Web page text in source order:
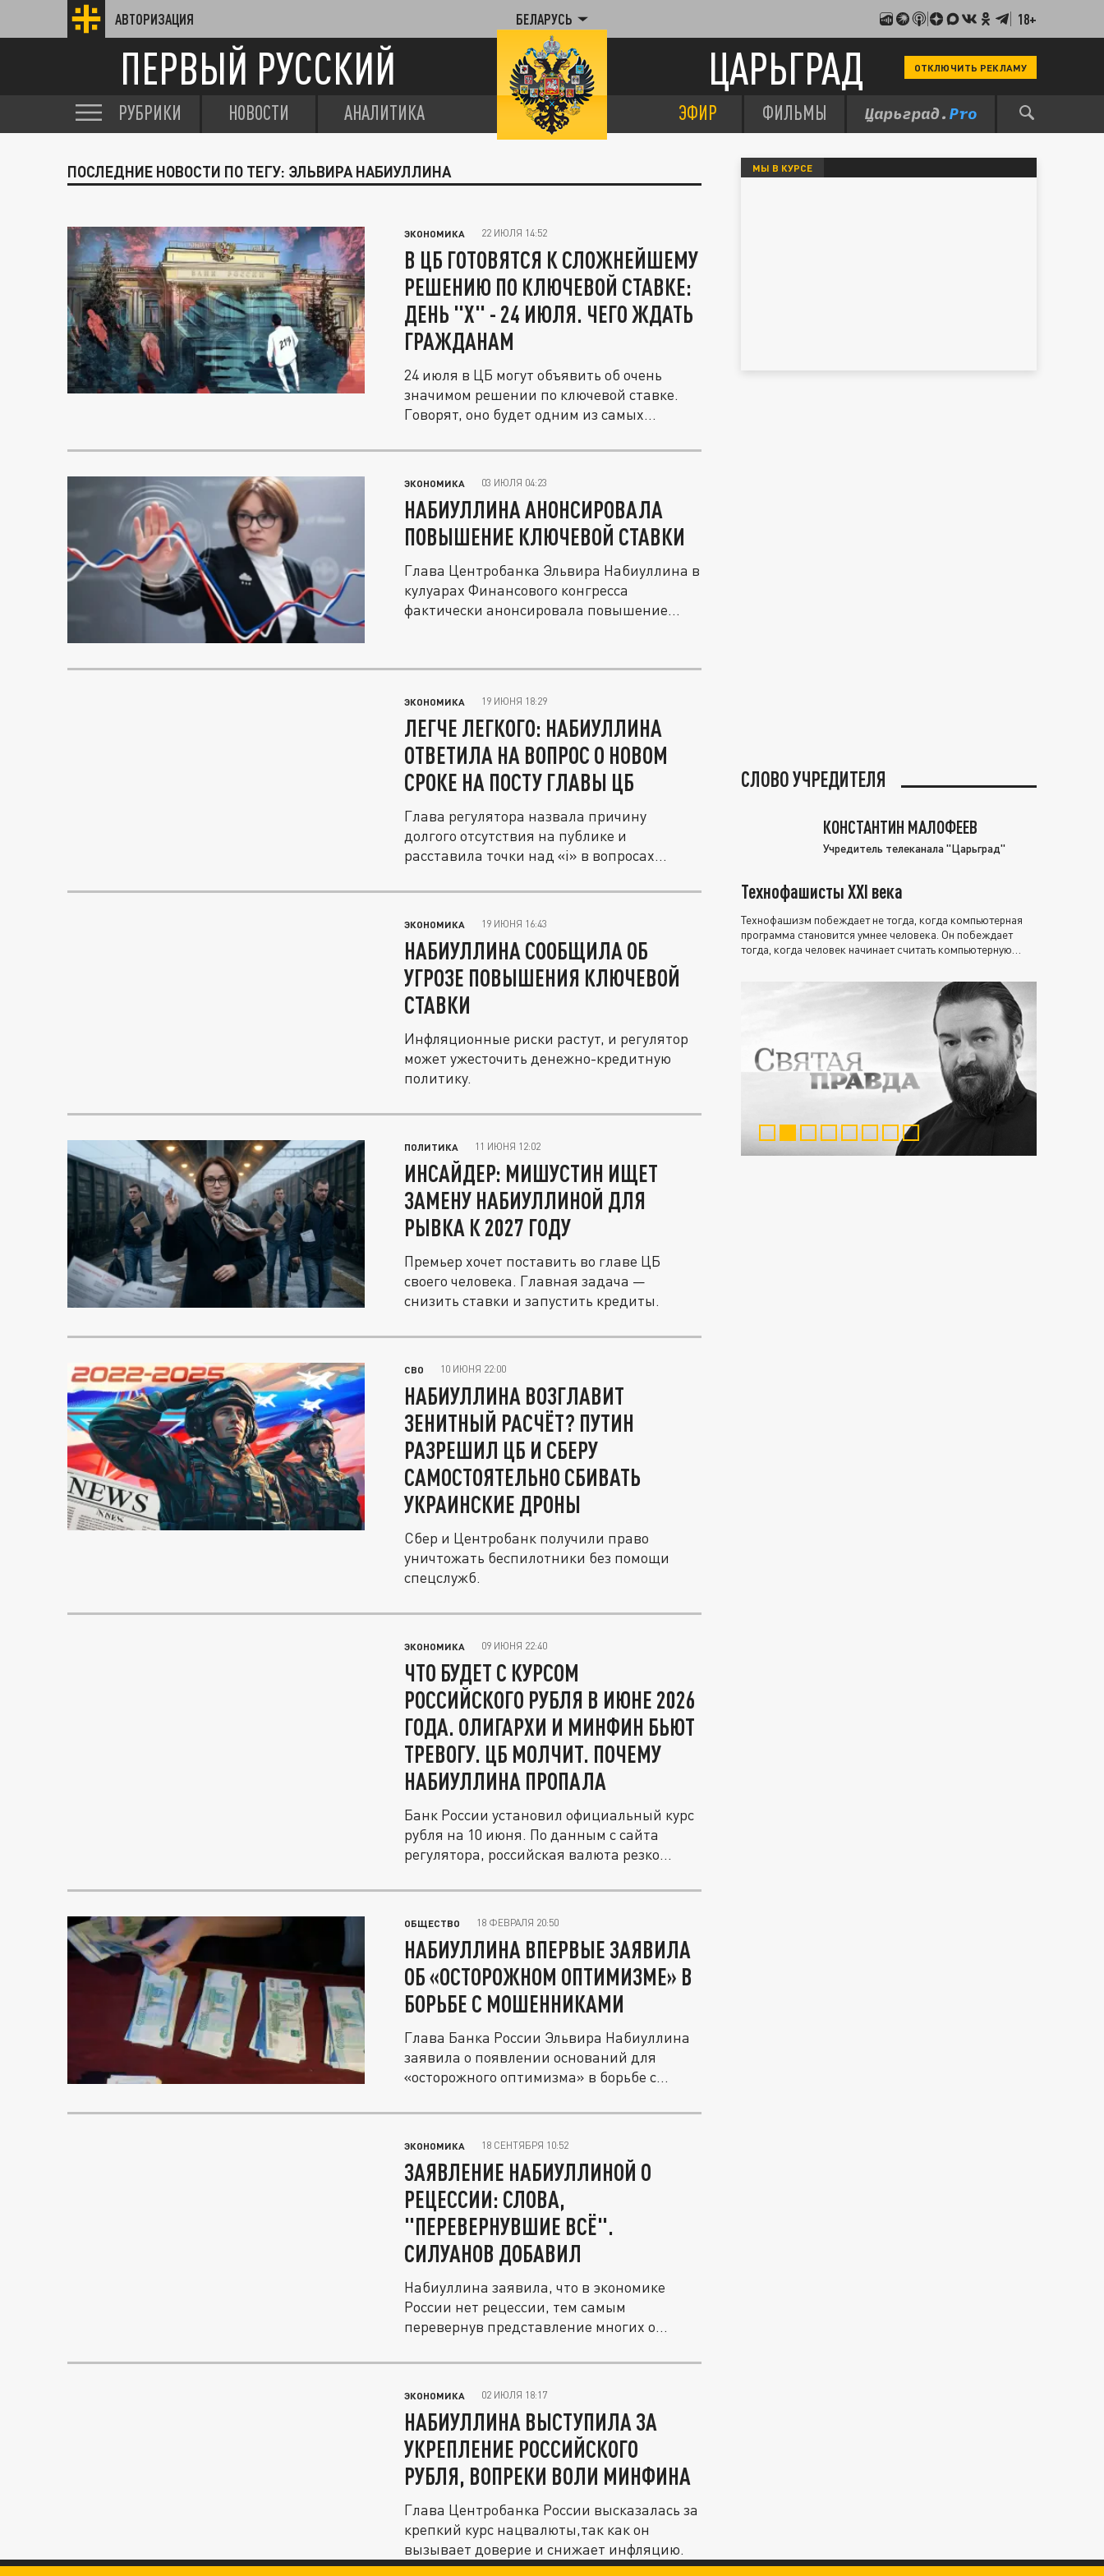
АВТОРИЗАЦИЯ БЕЛАРУСЬ 18+
ПЕРВЫЙ РУССКИЙ ЦАРЬГРАД ОТКЛЮЧИТЬ РЕКЛАМУ
РУБРИКИ НОВОСТИ АНАЛИТИКА ЭФИР ФИЛЬМЫ
ПОСЛЕДНИЕ НОВОСТИ ПО ТЕГУ: ЭЛЬВИРА НАБИУЛЛИНА
ЭКОНОМИКА 22 ИЮЛЯ 14:52
В ЦБ ГОТОВЯТСЯ К СЛОЖНЕЙШЕМУ
РЕШЕНИЮ ПО КЛЮЧЕВОЙ СТАВКЕ:
ДЕНЬ "Х" - 24 ИЮЛЯ. ЧЕГО ЖДАТЬ
ГРАЖДАНАМ
24 июля в ЦБ могут объявить об очень
значимом решении по ключевой ставке.
Говорят, оно будет одним из самых...
ЭКОНОМИКА 03 ИЮЛЯ 04:23
НАБИУЛЛИНА АНОНСИРОВАЛА
ПОВЫШЕНИЕ КЛЮЧЕВОЙ СТАВКИ
Глава Центробанка Эльвира Набиуллина в
кулуарах Финансового конгресса
фактически анонсировала повышение...
ЭКОНОМИКА 19 ИЮНЯ 18:29
ЛЕГЧЕ ЛЕГКОГО: НАБИУЛЛИНА
ОТВЕТИЛА НА ВОПРОС О НОВОМ
СРОКЕ НА ПОСТУ ГЛАВЫ ЦБ
Глава регулятора назвала причину
долгого отсутствия на публике и
расставила точки над «i» в вопросах...
ЭКОНОМИКА 19 ИЮНЯ 16:43
НАБИУЛЛИНА СООБЩИЛА ОБ
УГРОЗЕ ПОВЫШЕНИЯ КЛЮЧЕВОЙ
СТАВКИ
Инфляционные риски растут, и регулятор
может ужесточить денежно-кредитную
политику.
ПОЛИТИКА 11 ИЮНЯ 12:02
ИНСАЙДЕР: МИШУСТИН ИЩЕТ
ЗАМЕНУ НАБИУЛЛИНОЙ ДЛЯ
РЫВКА К 2027 ГОДУ
Премьер хочет поставить во главе ЦБ
своего человека. Главная задача —
снизить ставки и запустить кредиты.
СВО 10 ИЮНЯ 22:00
НАБИУЛЛИНА ВОЗГЛАВИТ
ЗЕНИТНЫЙ РАСЧЁТ? ПУТИН
РАЗРЕШИЛ ЦБ И СБЕРУ
САМОСТОЯТЕЛЬНО СБИВАТЬ
УКРАИНСКИЕ ДРОНЫ
Сбер и Центробанк получили право
уничтожать беспилотники без помощи
спецслужб.
ЭКОНОМИКА 09 ИЮНЯ 22:40
ЧТО БУДЕТ С КУРСОМ
РОССИЙСКОГО РУБЛЯ В ИЮНЕ 2026
ГОДА. ОЛИГАРХИ И МИНФИН БЬЮТ
ТРЕВОГУ. ЦБ МОЛЧИТ. ПОЧЕМУ
НАБИУЛЛИНА ПРОПАЛА
Банк России установил официальный курс
рубля на 10 июня. По данным с сайта
регулятора, российская валюта резко...
ОБЩЕСТВО 18 ФЕВРАЛЯ 20:50
НАБИУЛЛИНА ВПЕРВЫЕ ЗАЯВИЛА
ОБ «ОСТОРОЖНОМ ОПТИМИЗМЕ» В
БОРЬБЕ С МОШЕННИКАМИ
Глава Банка России Эльвира Набиуллина
заявила о появлении оснований для
«осторожного оптимизма» в борьбе с...
ЭКОНОМИКА 18 СЕНТЯБРЯ 10:52
ЗАЯВЛЕНИЕ НАБИУЛЛИНОЙ О
РЕЦЕССИИ: СЛОВА,
"ПЕРЕВЕРНУВШИЕ ВСЁ".
СИЛУАНОВ ДОБАВИЛ
Набиуллина заявила, что в экономике
России нет рецессии, тем самым
перевернув представление многих о
ЭКОНОМИКА 02 ИЮЛЯ 18:17
НАБИУЛЛИНА ВЫСТУПИЛА ЗА
УКРЕПЛЕНИЕ РОССИЙСКОГО
РУБЛЯ, ВОПРЕКИ ВОЛИ МИНФИНА
Глава Центробанка России высказалась за
крепкий курс нацвалюты,так как он
вызывает доверие и снижает инфляцию.
МЫ В КУРСЕ
СЛОВО УЧРЕДИТЕЛЯ
КОНСТАНТИН МАЛОФЕЕВ
Учредитель телеканала "Царьград"
Технофашисты XXI века
Технофашизм побеждает не тогда, когда компьютерная
программа становится умнее человека. Он побеждает
тогда, когда человек начинает считать компьютерную